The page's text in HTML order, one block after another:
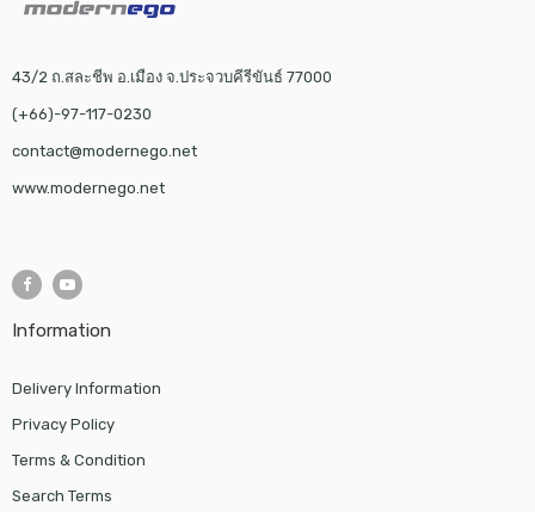
43/2 ถ.สละชีพ อ.เมือง จ.ประจวบคีรีขันธ์ 77000
(+66)-97-117-0230
contact@modernego.net
www.modernego.net
Information
Delivery Information
Privacy Policy
Terms & Condition
Search Terms